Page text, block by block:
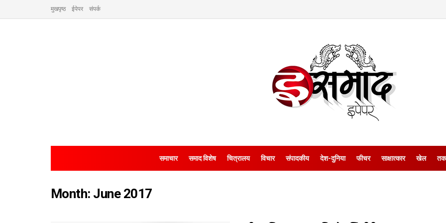
मुखपृष्ठ ईपेपर संपर्क
समाचार समाद विशेष चित्रालय विचार संपादकीय देश-दुनिया फीचर साक्षात्‍कार खेल
Month: June 2017